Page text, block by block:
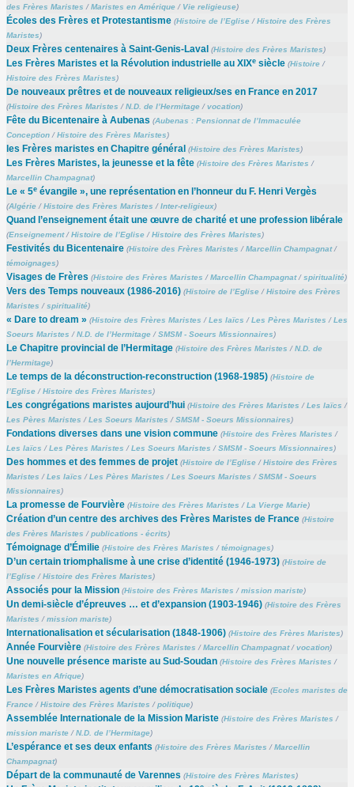
des Frères Maristes /Maristes en Amérique/ Vie religieuse)
Écoles des Frères et Protestantisme (Histoire de l’Eglise/Histoire des Frères
Maristes)
Deux Frères centenaires à Saint-Genis-Laval (Histoire des Frères Maristes)
Les Frères Maristes et la Révolution industrielle au XIXesiècle (Histoire/
Histoire des Frères Maristes)
De nouveaux prêtres et de nouveaux religieux/ses en France en 2017
(Histoire des Frères Maristes /N.D. de l’Hermitage/vocation)
Fête du Bicentenaire à Aubenas (Aubenas : Pensionnat de l’Immaculée
Conception/Histoire des Frères Maristes)
les Frères maristes en Chapitre général (Histoire des Frères Maristes)
Les Frères Maristes, la jeunesse et la fête (Histoire des Frères Maristes /
Marcellin Champagnat)
Le « 5eévangile », une représentation en l’honneur du F. Henri Vergès
(Algérie/Histoire des Frères Maristes /Inter-religieux)
Quand l’enseignement était une œuvre de charité et une profession libérale
(Enseignement/Histoire de l’Eglise/Histoire des Frères Maristes)
Festivités du Bicentenaire (Histoire des Frères Maristes /Marcellin Champagnat/
témoignages)
Visages de Frères (Histoire des Frères Maristes /Marcellin Champagnat/spiritualité)
Vers des Temps nouveaux (1986-2016) (Histoire de l’Eglise/Histoire des Frères
Maristes /spiritualité)
« Dare to dream » (Histoire des Frères Maristes /Les laïcs /Les Pères Maristes /Les
Soeurs Maristes /N.D. de l’Hermitage/SMSM - Soeurs Missionnaires)
Le Chapitre provincial de l’Hermitage (Histoire des Frères Maristes /N.D. de
l’Hermitage)
Le temps de la déconstruction-reconstruction (1968-1985) (Histoire de
l’Eglise/Histoire des Frères Maristes)
Les congrégations maristes aujourd’hui (Histoire des Frères Maristes /Les laïcs /
Les Pères Maristes /Les Soeurs Maristes /SMSM - Soeurs Missionnaires)
Fondations diverses dans une vision commune (Histoire des Frères Maristes /
Les laïcs /Les Pères Maristes /Les Soeurs Maristes /SMSM - Soeurs Missionnaires)
Des hommes et des femmes de projet (Histoire de l’Eglise/Histoire des Frères
Maristes /Les laïcs /Les Pères Maristes /Les Soeurs Maristes /SMSM - Soeurs
Missionnaires)
La promesse de Fourvière (Histoire des Frères Maristes /La Vierge Marie)
Création d’un centre des archives des Frères Maristes de France (Histoire
des Frères Maristes /publications - écrits)
Témoignage d’Émilie (Histoire des Frères Maristes /témoignages)
D’un certain triomphalisme à une crise d’identité (1946-1973) (Histoire de
l’Eglise/Histoire des Frères Maristes)
Associés pour la Mission (Histoire des Frères Maristes /mission mariste)
Un demi-siècle d’épreuves … et d’expansion (1903-1946) (Histoire des Frères
Maristes /mission mariste)
Internationalisation et sécularisation (1848-1906) (Histoire des Frères Maristes)
Année Fourvière (Histoire des Frères Maristes /Marcellin Champagnat/vocation)
Une nouvelle présence mariste au Sud-Soudan (Histoire des Frères Maristes /
Maristes en Afrique)
Les Frères Maristes agents d’une démocratisation sociale (Ecoles maristes de
France/Histoire des Frères Maristes /politique)
Assemblée Internationale de la Mission Mariste (Histoire des Frères Maristes /
mission mariste/N.D. de l’Hermitage)
L’espérance et ses deux enfants (Histoire des Frères Maristes /Marcellin
Champagnat)
Départ de la communauté de Varennes (Histoire des Frères Maristes)